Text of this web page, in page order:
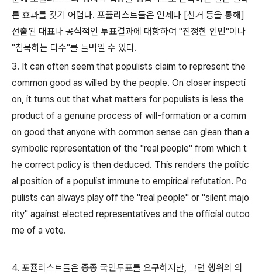
른 효과를 갖기 어렵다. 포퓰리스트들은 언제나 [선거 등을 통해]
선출된 대표나 공식적인 투표결과에 대항하여 "진정한 인민"이나
"침묵하는 다수"를 들먹일 수 있다.
3. It can often seem that populists claim to represent the
common good as willed by the people. On closer inspecti
on, it turns out that what matters for populists is less the
product of a genuine process of will-formation or a comm
on good that anyone with common sense can glean than a
symbolic representation of the "real people" from which t
he correct policy is then deduced. This renders the politic
al position of a populist immune to empirical refutation. Po
pulists can always play off the "real people'' or "silent majo
rity'' against elected representatives and the official outco
me of a vote.
4. 포퓰리스트들은 종종 국민투표를 요구하지만, 그런 행위의 의